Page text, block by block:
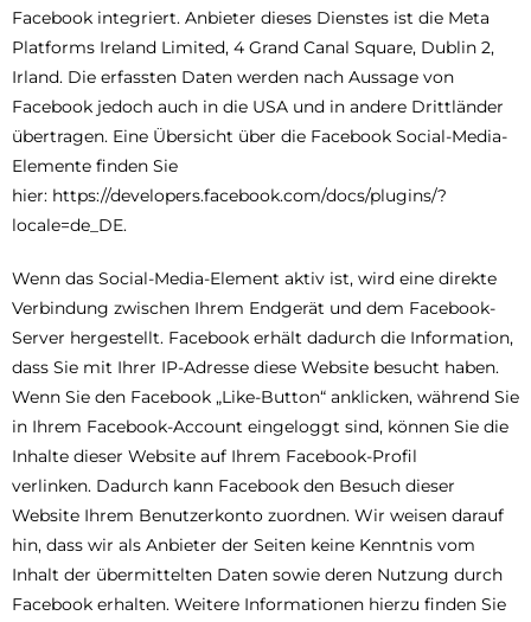
Facebook integriert. Anbieter dieses Dienstes ist die Meta
Platforms Ireland Limited, 4 Grand Canal Square, Dublin 2,
Irland. Die erfassten Daten werden nach Aussage von
Facebook jedoch auch in die USA und in andere Drittländer
übertragen. Eine Übersicht über die Facebook Social-Media-
Elemente finden Sie
hier: https://developers.facebook.com/docs/plugins/?
locale=de_DE.
Wenn das Social-Media-Element aktiv ist, wird eine direkte
Verbindung zwischen Ihrem Endgerät und dem Facebook-
Server hergestellt. Facebook erhält dadurch die Information,
dass Sie mit Ihrer IP-Adresse diese Website besucht haben.
Wenn Sie den Facebook „Like-Button“ anklicken, während Sie
in Ihrem Facebook-Account eingeloggt sind, können Sie die
Inhalte dieser Website auf Ihrem Facebook-Profil
verlinken. Dadurch kann Facebook den Besuch dieser
Website Ihrem Benutzerkonto zuordnen. Wir weisen darauf
hin, dass wir als Anbieter der Seiten keine Kenntnis vom
Inhalt der übermittelten Daten sowie deren Nutzung durch
Facebook erhalten. Weitere Informationen hierzu finden Sie